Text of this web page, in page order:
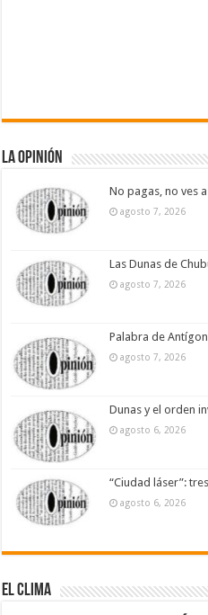
La Opinión
No pagas, no ves
agosto 7, 2026
Las Dunas de
agosto 7, 2026
Palabra de
agosto 7, 2026
Dunas y el orden
agosto 6, 2026
“Ciudad láser”:
agosto 6, 2026
El Clima